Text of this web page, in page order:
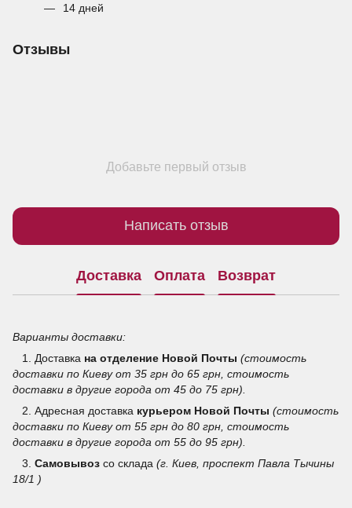
14 дней
Отзывы
Добавьте первый отзыв
Написать отзыв
Доставка Оплата Возврат
Варианты доставки:
1. Доставка на отделение Новой Почты (стоимость
доставки по Киеву от 35 грн до 65 грн, стоимость
доставки в другие города от 45 до 75 грн).
2. Адресная доставка курьером Новой Почты (стоимость
доставки по Киеву от 55 грн до 80 грн, стоимость
доставки в другие города от 55 до 95 грн).
3. Самовывоз со склада (г. Киев, проспект Павла Тычины
18/1 )